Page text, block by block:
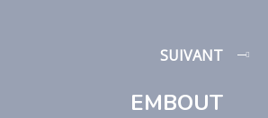
SUIVANT
EMBOUT